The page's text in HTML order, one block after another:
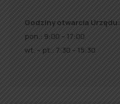
Godziny otwarcia Urzędu:
pon.: 9:00 – 17:00
wt. – pt.: 7:30 – 15:30